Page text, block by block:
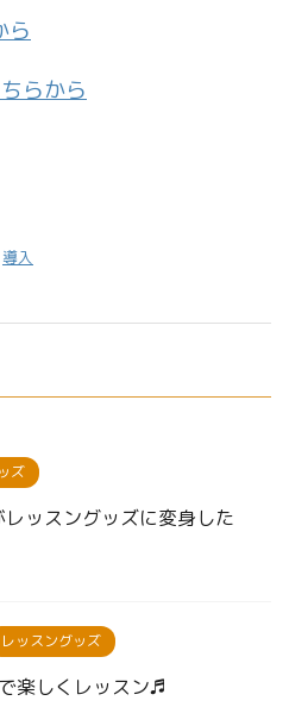
ら
らから
導入
ズ
レッスングッズに変身した
レッスングッズ
楽しくレッスン♬